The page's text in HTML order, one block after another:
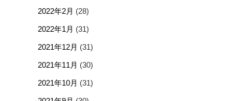
2022年2月 (28)
2022年1月 (31)
2021年12月 (31)
2021年11月 (30)
2021年10月 (31)